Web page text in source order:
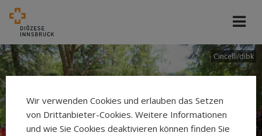
Cincelli/dibk
Wir verwenden Cookies und erlauben das Setzen
von Drittanbieter-Cookies. Weitere Informationen
und wie Sie Cookies deaktivieren können finden Sie